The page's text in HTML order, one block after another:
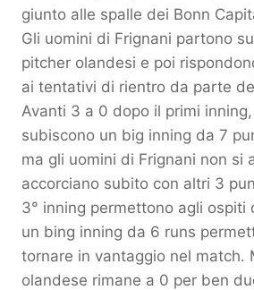
giunto alle spalle dei Bonn
Gli uomini di Frignani partono
pitcher olandesi e poi
ai tentativi di rientro da parte
Avanti 3 a 0 dopo il primi
subiscono un big inning da 7
ma gli uomini di Frignani non si
accorciano subito con altri 3
3° inning permettono agli ospiti
un bing inning da 6 runs
tornare in vantaggio nel match.
olandese rimane a 0 per ben